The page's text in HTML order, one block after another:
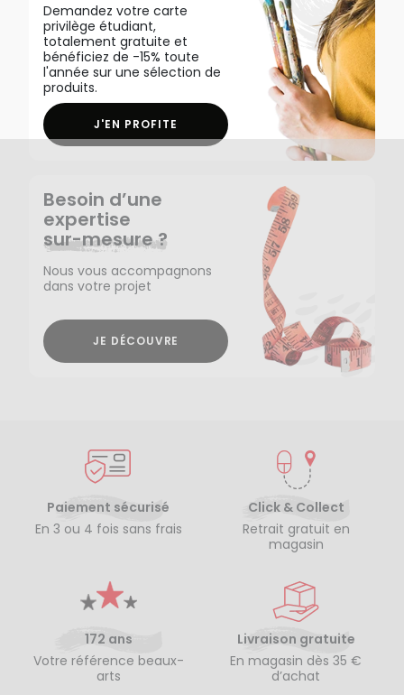
Demandez votre carte
privilège étudiant,
totalement gratuite et
bénéficiez de -15% toute
l'année sur une sélection de
produits.
J'EN PROFITE
Besoin d’une
expertise
sur-mesure ?
Nous vous accompagnons
dans votre projet
JE DÉCOUVRE
Paiement sécurisé
En 3 ou 4 fois sans frais
Click & Collect
Retrait gratuit en
magasin
172 ans
Votre référence beaux-
arts
Livraison gratuite
En magasin dès 35 €
d’achat